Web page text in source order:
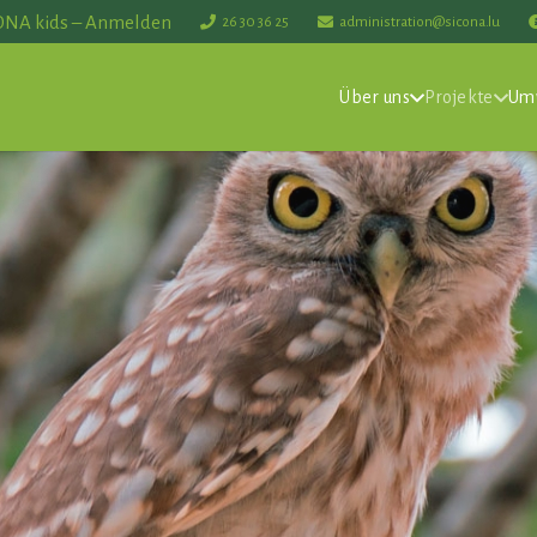
kids – Anmelden 26 30 36 25 administration@sicona.lu
Über uns Projekte